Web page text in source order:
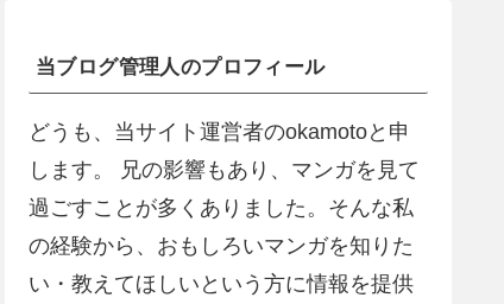
当ブログ管理人のプロフィール
どうも、当サイト運営者のokamotoと申
します。 兄の影響もあり、マンガを見て
過ごすことが多くありました。そんな私
の経験から、おもしろいマンガを知りた
い・教えてほしいという方に情報を提供